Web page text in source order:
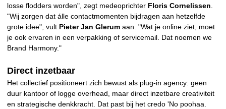
losse flodders worden", zegt medeoprichter Floris Cornelissen
"Wij zorgen dat álle contactmomenten bijdragen aan hetzelfde
grote idee", vult Pieter Jan Glerum aan. "Wat je online ziet, moet
je ook ervaren in een verpakking of servicemail. Dat noemen we
Brand Harmony."
Direct inzetbaar
Het collectief positioneert zich bewust als plug-in agency: geen
duur kantoor of logge overhead, maar direct inzetbare creativiteit
en strategische denkkracht. Dat past bij het credo 'No poohaa.